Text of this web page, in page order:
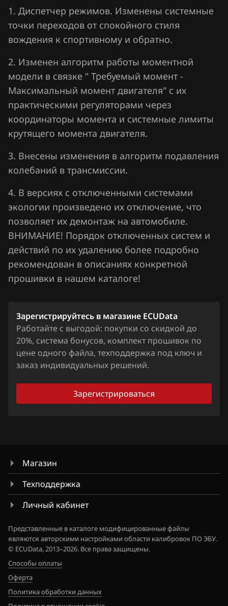
Hyundai
Infiniti
Iran Khodro
Isuzu
Iveco
JAC
Jaecoo
Jeep
Jetour
Kaiyi
Kia
King Long
Lancia
Land Rover
Lexus
Lifan
MAN
Maserati
Mazda
Mercedes-Benz
MG
Mini
Mitsubishi
1. Диспетчер режимов. Изменены системные
точки переходов от спокойного стиля
вождения к спортивному и обратно.
2. Изменен алгоритм работы моментной
модели в связке " Требуемый момент -
Максимальный момент двигателя" с их
практическими регуляторами через
координаторы момента и системные лимиты
крутящего момента двигателя.
3. Внесены изменения в алгоритм подавления
колебаний в трансмиссии.
4. В версиях с отключенными системами
экологии произведено их отключение, что
позволяет их демонтаж на автомобиле.
ВНИМАНИЕ! Порядок отключенных систем и
действий по их удалению более подробно
рекомендован в описаниях конкретной
прошивки в нашем каталоге!
Зарегистрируйтесь в магазине ECUData
Работайте с выгодой: покупки со скидкой до
20%, система бонусов, комплект прошивок по
цене одного файла, техподдержка под ключ и
заказ индивидуальных решений.
Зарегистрироваться
Магазин
Техподдержка
Личный кабинет
Представленные в каталоге модифицированные файлы
являются авторскими настройками области калибровок ПО ЭБУ.
© ECUData, 2013–2026. Все права защищены.
Способы оплаты
Оферта
Политика обработки данных